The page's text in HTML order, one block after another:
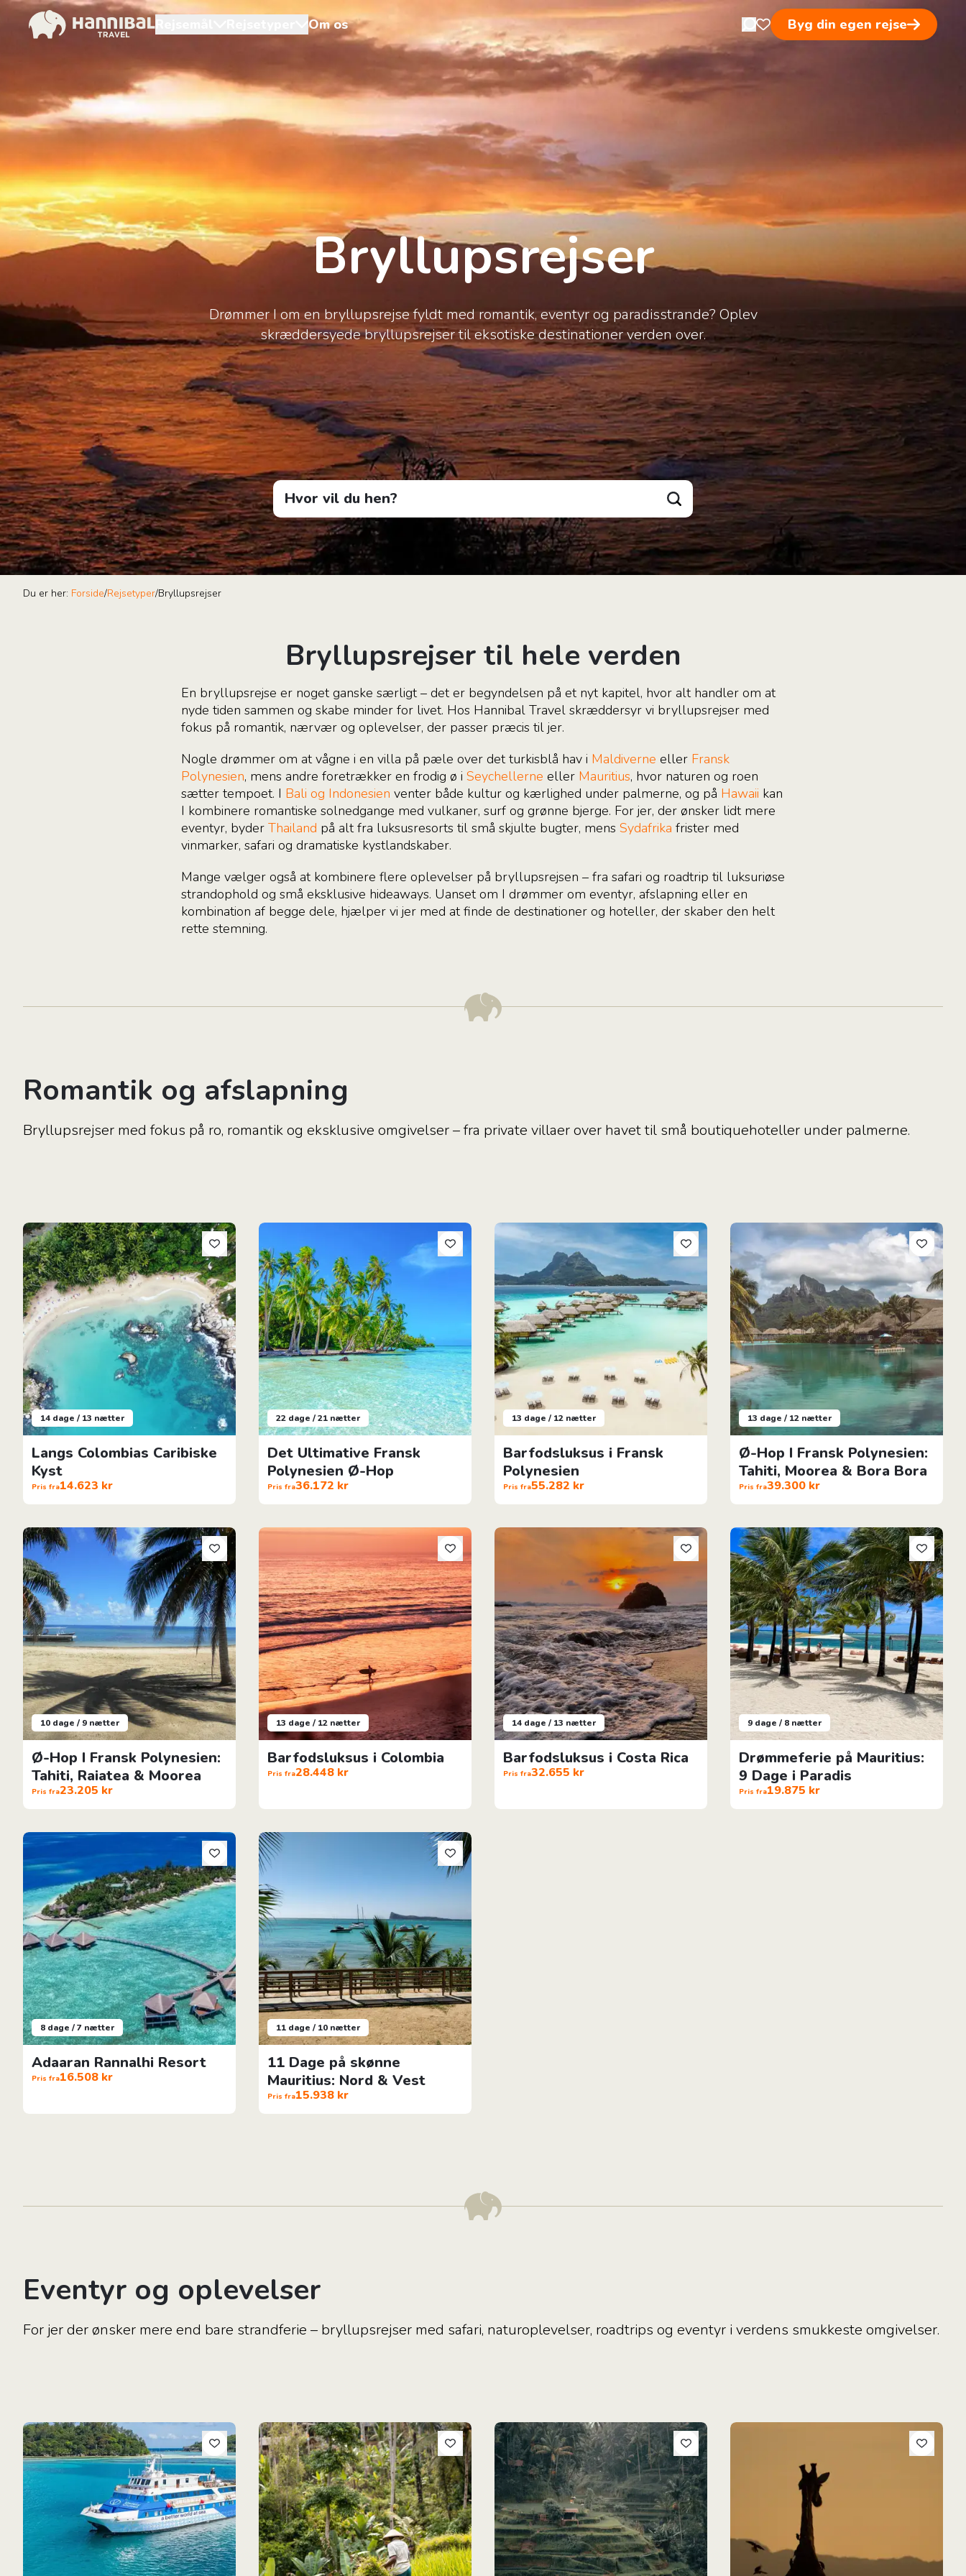
Om os
Open search in nav
Åben favoritsider
Byg din egen rejse
Bryllupsrejser
Drømmer I om en bryllupsrejse fyldt med romantik, eventyr og paradisstrande? Oplev
skræddersyede bryllupsrejser til eksotiske destinationer verden over.
Hvor vil du hen?
Du er her: Forside/Rejsetyper/Bryllupsrejser
Bryllupsrejser til hele verden
En bryllupsrejse er noget ganske særligt – det er begyndelsen på et nyt kapitel, hvor alt handler om at
nyde tiden sammen og skabe minder for livet. Hos Hannibal Travel skræddersyr vi bryllupsrejser med
fokus på romantik, nærvær og oplevelser, der passer præcis til jer.
Nogle drømmer om at vågne i en villa på pæle over det turkisblå hav i Maldiverne eller Fransk
Polynesien, mens andre foretrækker en frodig ø i Seychellerne eller Mauritius, hvor naturen og roen
sætter tempoet. I Bali og Indonesien venter både kultur og kærlighed under palmerne, og på Hawaii kan
I kombinere romantiske solnedgange med vulkaner, surf og grønne bjerge. For jer, der ønsker lidt mere
eventyr, byder Thailand på alt fra luksusresorts til små skjulte bugter, mens Sydafrika frister med
vinmarker, safari og dramatiske kystlandskaber.
Mange vælger også at kombinere flere oplevelser på bryllupsrejsen – fra safari og roadtrip til luksuriøse
strandophold og små eksklusive hideaways. Uanset om I drømmer om eventyr, afslapning eller en
kombination af begge dele, hjælper vi jer med at finde de destinationer og hoteller, der skaber den helt
rette stemning.
Romantik og afslapning
Bryllupsrejser med fokus på ro, romantik og eksklusive omgivelser – fra private villaer over havet til små boutiquehoteller under palmerne.
14 dage / 13 nætter
Langs Colombias Caribiske
Kyst
Pris fra14.623 kr
Langs Colombias Caribiske Kyst
22 dage / 21 nætter
Det Ultimative Fransk
Polynesien Ø-Hop
Pris fra36.172 kr
Det Ultimative Fransk Polynesien Ø-Hop
13 dage / 12 nætter
Barfodsluksus i Fransk
Polynesien
Pris fra55.282 kr
Barfodsluksus i Fransk Polynesien
13 dage / 12 nætter
Ø-Hop I Fransk Polynesien:
Tahiti, Moorea & Bora Bora
Pris fra39.300 kr
Ø-Hop I Fransk Polynesien: Tahiti, Moorea &
10 dage / 9 nætter
Ø-Hop I Fransk Polynesien:
Tahiti, Raiatea & Moorea
Pris fra23.205 kr
Ø-Hop I Fransk Polynesien: Tahiti, Raiatea & Moorea
13 dage / 12 nætter
Barfodsluksus i Colombia
Pris fra28.448 kr
Barfodsluksus i Colombia
14 dage / 13 nætter
Barfodsluksus i Costa Rica
Pris fra32.655 kr
Barfodsluksus i Costa Rica
9 dage / 8 nætter
Drømmeferie på Mauritius:
9 Dage i Paradis
Pris fra19.875 kr
Drømmeferie på Mauritius: 9 Dage i Paradis
8 dage / 7 nætter
Adaaran Rannalhi Resort
Pris fra16.508 kr
Adaaran Rannalhi Resort
11 dage / 10 nætter
11 Dage på skønne
Mauritius: Nord & Vest
Pris fra15.938 kr
11 Dage på skønne Mauritius: Nord & Vest
Eventyr og oplevelser
For jer der ønsker mere end bare strandferie – bryllupsrejser med safari, naturoplevelser, roadtrips og eventyr i verdens smukkeste omgivelser.
8-Dages Krydstogt Seychellerne Den Autentiske Bali Rundrejse Bali & Nusa Penida Unik Safari På Danskejede Mpala Safari Lodge